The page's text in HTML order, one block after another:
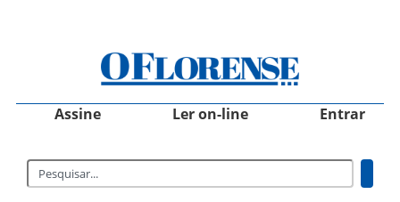
Assine Ler on-line Entrar